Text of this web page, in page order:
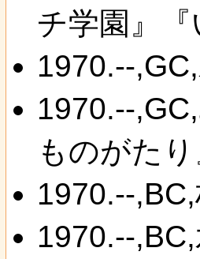
チ学園』
1970.--
1970.--
ものがた
1970.--
1970.--